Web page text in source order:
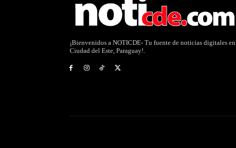
¡Bienvenidos a NOTICDE- Tu fuente de noticias digitales en
Ciudad del Este, Paraguay!.